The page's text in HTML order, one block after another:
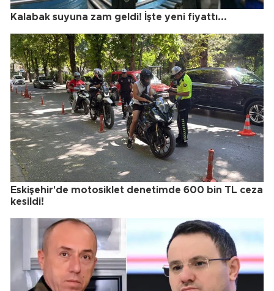
Kalabak suyuna zam geldi! İşte yeni fiyattı...
Eskişehir'de motosiklet denetimde 600 bin TL ceza
kesildi!